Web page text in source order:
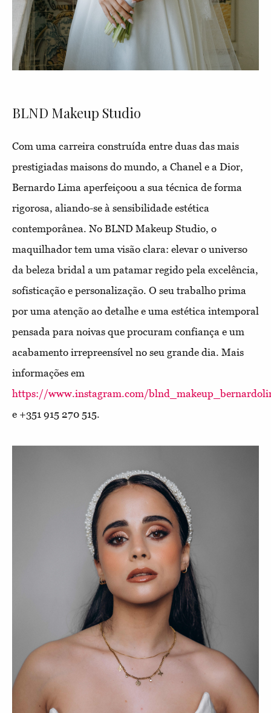
BLND Makeup Studio
Com uma carreira construída entre duas das mais
prestigiadas maisons do mundo, a Chanel e a Dior,
Bernardo Lima aperfeiçoou a sua técnica de forma
rigorosa, aliando-se à sensibilidade estética
contemporânea. No BLND Makeup Studio, o
maquilhador tem uma visão clara: elevar o universo
da beleza bridal a um patamar regido pela excelência,
sofisticação e personalização. O seu trabalho prima
por uma atenção ao detalhe e uma estética intemporal
pensada para noivas que procuram confiança e um
acabamento irrepreensível no seu grande dia. Mais
informações em
https://www.instagram.com/
e +351 915 270 515.